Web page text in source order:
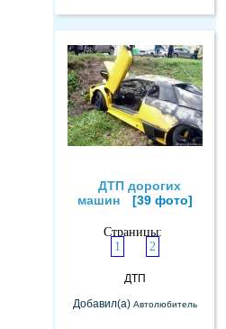
ДТП дорогих
машин
[39 фото]
Страницы:
1
2
ДТП
Добавил(а) Автолюбитель